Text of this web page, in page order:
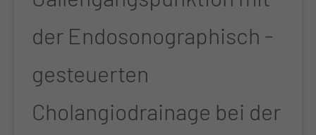
der Endosonographisch -
gesteuerten
Cholangiodrainage bei der